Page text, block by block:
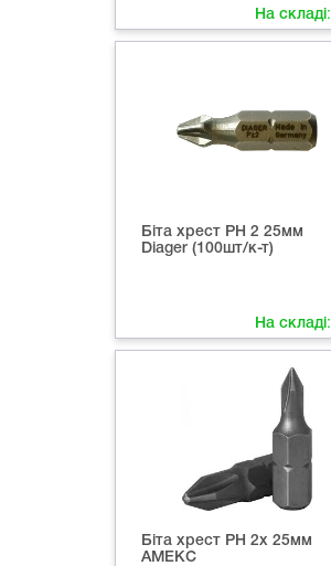
На складі:
Біта хрест РН 2 25мм
Diager (100шт/к-т)
На складі:
Біта хрест РН 2х 25мм
АМЕКС